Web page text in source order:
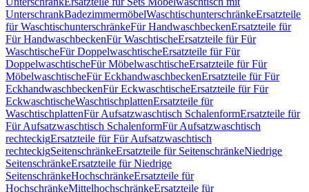
UnterschrankBadezimmermöbelWaschtischunterschränkeErsatzteile
für WaschtischunterschränkeFür HandwaschbeckenErsatzteile für
Für HandwaschbeckenFür WaschtischeErsatzteile für Für
WaschtischeFür DoppelwaschtischeErsatzteile für Für
DoppelwaschtischeFür MöbelwaschtischeErsatzteile für Für
MöbelwaschtischeFür EckhandwaschbeckenErsatzteile für Für
EckhandwaschbeckenFür EckwaschtischeErsatzteile für Für
EckwaschtischeWaschtischplattenErsatzteile für
WaschtischplattenFür Aufsatzwaschtisch SchalenformErsatzteile für
Für Aufsatzwaschtisch SchalenformFür Aufsatzwaschtisch
rechteckigErsatzteile für Für Aufsatzwaschtisch
rechteckigSeitenschränkeErsatzteile für SeitenschränkeNiedrige
SeitenschränkeErsatzteile für Niedrige
SeitenschränkeHochschränkeErsatzteile für
HochschränkeMittelhochschränkeErsatzteile für